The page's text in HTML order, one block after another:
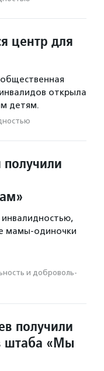
центр для
открыла
детям.
получили
мамы-одиночки
и доброволь­
получили
штаба «Мы